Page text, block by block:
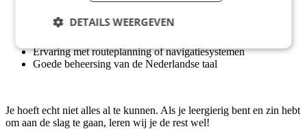
Een rijbewijs B en minstens één jaar rijervaring
Een goede fysieke conditie en stressbestendigheid
Ervaring met routeplanning of navigatiesystemen
Goede beheersing van de Nederlandse taal
Je hoeft echt niet alles al te kunnen. Als je leergierig bent en zin hebt
om aan de slag te gaan, leren wij je de rest wel!
DETAILS WEERGEVEN